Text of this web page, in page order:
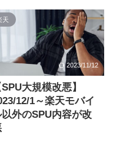
Fiパスワードを確認
きるようになりまし
。 >> iPhone や iPad
保存済みの Wi-Fi パス
ードを調べる - Apple
ポート ...
ーが
11/24(金)0:00-
1(木)23:59の8日間で
催されることが発表さ
ました。 Amazonブラ
フライデー2023 開
日時は？ Amazon ブラ
フライデー 2023 | さ
、ビッグセールで最高
褒美を より 今年の
天
2023/11/12
SPU大規模改悪】
12/1～楽天モバイ
外のSPU内容が改